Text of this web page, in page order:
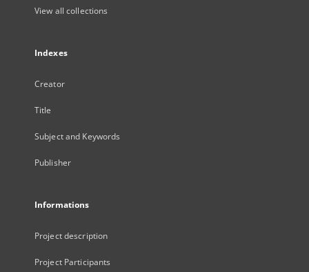
View all collections
Indexes
Creator
Title
Subject and Keywords
Publisher
Informations
Project description
Project Participants